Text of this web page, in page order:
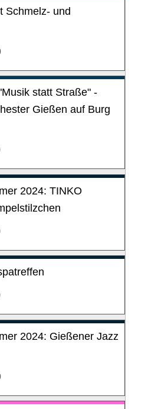
Schmelz- und
statt Straße" -
Gießen auf Burg
2024: TINKO
2024: Gießener Jazz